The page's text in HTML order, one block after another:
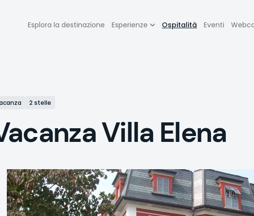
Navigazione
Esplora la destinazione Esperienze Ospitalità Eventi
2 stelle
Villa Elena